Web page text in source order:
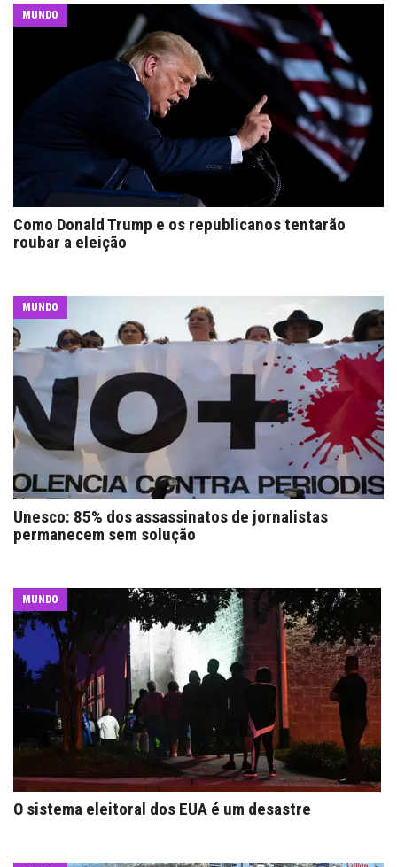
MUNDO
Como Donald Trump e os republicanos tentarão
roubar a eleição
MUNDO
Unesco: 85% dos assassinatos de jornalistas
permanecem sem solução
MUNDO
O sistema eleitoral dos EUA é um desastre